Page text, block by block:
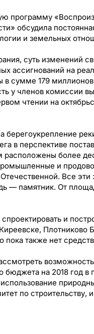
программу
обсудила
и земельных
суть изменений
ассигнований на
в сумме 179
у членов комиссии
чтении на
берегоукрепление
в перспективе
более
и
Все эти
— памятник. От
и
Плотниково
также нет
бюджета на 2018 год в
по строительству,